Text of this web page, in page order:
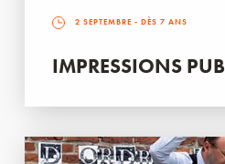
2 SEPTEMBRE - DÈS 7 ANS
IMPRESSIONS